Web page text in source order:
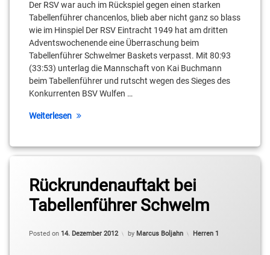
Der RSV war auch im Rückspiel gegen einen starken
Tabellenführer chancenlos, blieb aber nicht ganz so blass
wie im Hinspiel Der RSV Eintracht 1949 hat am dritten
Adventswochenende eine Überraschung beim
Tabellenführer Schwelmer Baskets verpasst. Mit 80:93
(33:53) unterlag die Mannschaft von Kai Buchmann
beim Tabellenführer und rutscht wegen des Sieges des
Konkurrenten BSV Wulfen …
Weiterlesen
Jaime
Meißner
Julius
Coles
Kai
Buchmann
Schönheit
Greene
Michael
Rückrundenauftakt bei
Tabellenführer Schwelm
Posted on 14. Dezember 2012 by Marcus Boljahn Categories:
Herren 1
2.
Basketball-
Bundesliga
Pro B
Julius